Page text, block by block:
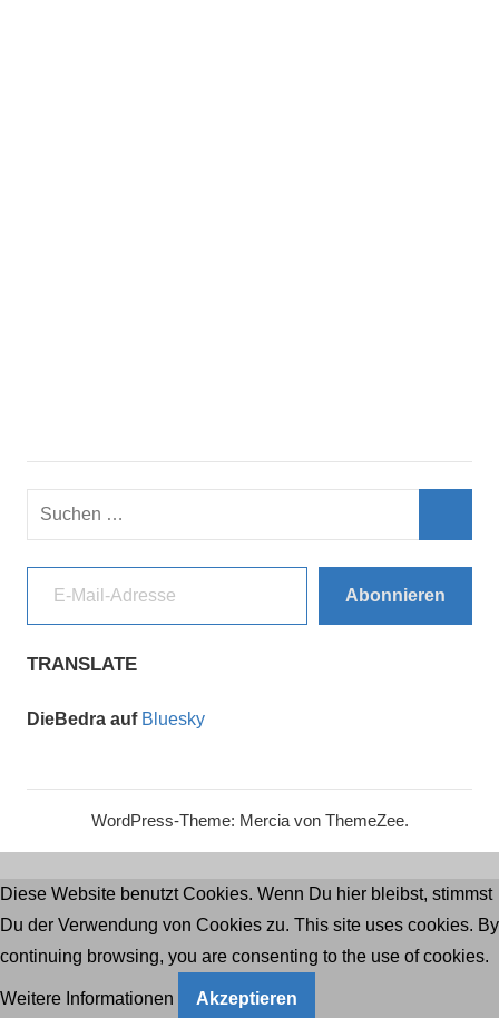
Suchen
E-Mail-Adresse
Abonnieren
TRANSLATE
DieBedra auf Bluesky
WordPress-Theme: Mercia von ThemeZee.
Diese Website benutzt Cookies. Wenn Du hier bleibst, stimmst
Du der Verwendung von Cookies zu. This site uses cookies. By
continuing browsing, you are consenting to the use of cookies.
Weitere Informationen Akzeptieren